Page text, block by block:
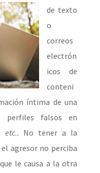
de texto
o
correos
electrón
icos de
conteni
íntima de una
perfiles falsos en
etc.. No tener a la
agresor no perciba
le causa a la otra